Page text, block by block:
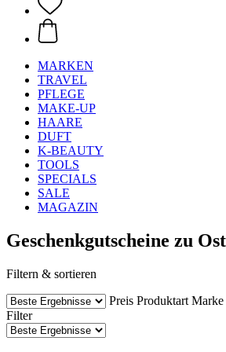
MARKEN
TRAVEL
PFLEGE
MAKE-UP
HAARE
DUFT
K-BEAUTY
TOOLS
SPECIALS
SALE
MAGAZIN
Geschenkgutscheine zu
Filtern & sortieren
Preis Produktart Marke
Filter